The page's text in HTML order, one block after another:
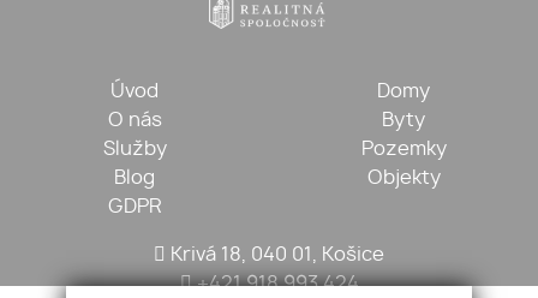
Úvod
O nás
Služby
Blog
GDPR
Domy
Byty
Pozemky
Objekty
Krivá 18, 040 01, Košice
+421 918 993 424